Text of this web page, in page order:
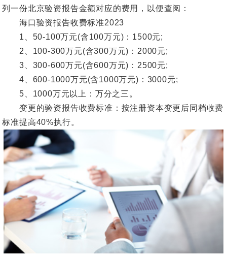
列一份北京验资报告金额对应的费用，以便查阅：
海口验资报告收费标准2023
1、50-100万元(含100万元)：1500元;
2、100-300万元(含300万元)：2000元;
3、300-600万元(含600万元)：2500元;
4、600-1000万元(含1000万元)：3000元;
5、1000万元以上：万分之三。
变更的验资报告收费标准：按注册资本变更后同档收费
标准提高40%执行。